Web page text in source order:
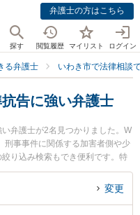
弁護士の方はこちら
探す 閲覧履歴 マイリスト ログイン
る弁護士 いわき市で法律相談
告に強い弁護士
弁護士が2名見つかりました。W
刑事事件に関係する加害者側や少
り込み検索もでき便利です。特
護士やいわきグリーン法律事務所
費用、強みなどが注目されてい
・勾留の準抗告のトラブルを今
変更